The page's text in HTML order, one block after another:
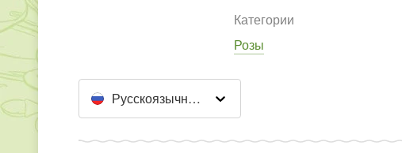
Категории
Розы
Русскоязычный сайт